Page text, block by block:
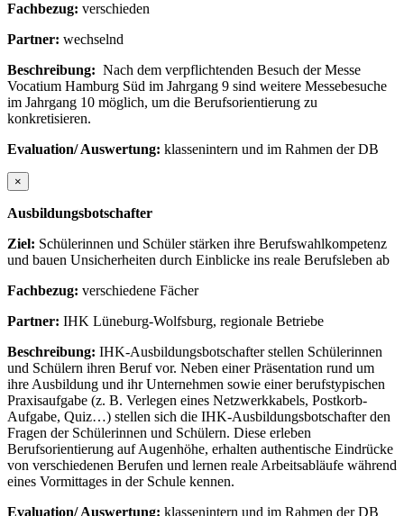
Fachbezug: verschieden
Partner: wechselnd
Beschreibung: Nach dem verpflichtenden Besuch der Messe
Vocatium Hamburg Süd im Jahrgang 9 sind weitere Messebesuche
im Jahrgang 10 möglich, um die Berufsorientierung zu
konkretisieren.
Evaluation/ Auswertung: klassenintern und im Rahmen der DB
×
Ausbildungsbotschafter
Ziel: Schülerinnen und Schüler stärken ihre Berufswahlkompetenz
und bauen Unsicherheiten durch Einblicke ins reale Berufsleben ab
Fachbezug: verschiedene Fächer
Partner: IHK Lüneburg-Wolfsburg, regionale Betriebe
Beschreibung: IHK-Ausbildungsbotschafter stellen Schülerinnen
und Schülern ihren Beruf vor. Neben einer Präsentation rund um
ihre Ausbildung und ihr Unternehmen sowie einer berufstypischen
Praxisaufgabe (z. B. Verlegen eines Netzwerkkabels, Postkorb-
Aufgabe, Quiz…) stellen sich die IHK-Ausbildungsbotschafter den
Fragen der Schülerinnen und Schülern. Diese erleben
Berufsorientierung auf Augenhöhe, erhalten authentische Eindrücke
von verschiedenen Berufen und lernen reale Arbeitsabläufe während
eines Vormittages in der Schule kennen.
Evaluation/ Auswertung: klassenintern und im Rahmen der DB